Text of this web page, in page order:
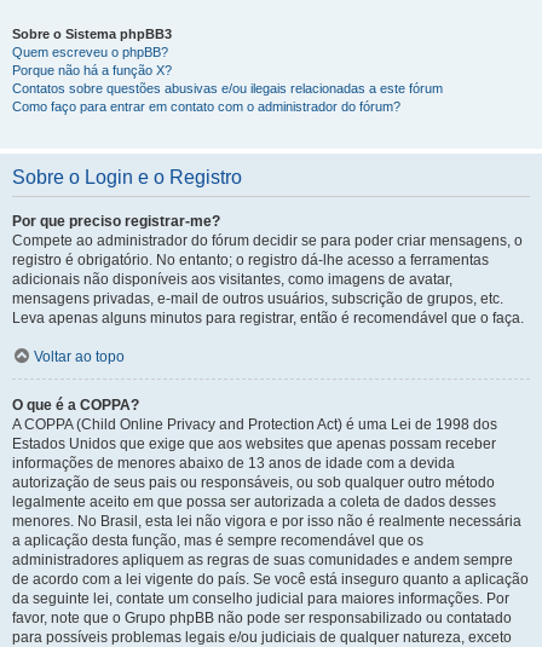
Sobre o Sistema phpBB3
Quem escreveu o phpBB?
Porque não há a função X?
Contatos sobre questões abusivas e/ou ilegais relacionadas a este fórum
Como faço para entrar em contato com o administrador do fórum?
Sobre o Login e o Registro
Por que preciso registrar-me?
Compete ao administrador do fórum decidir se para poder criar mensagens, o
registro é obrigatório. No entanto; o registro dá-lhe acesso a ferramentas
adicionais não disponíveis aos visitantes, como imagens de avatar,
mensagens privadas, e-mail de outros usuários, subscrição de grupos, etc.
Leva apenas alguns minutos para registrar, então é recomendável que o faça.
Voltar ao topo
O que é a COPPA?
A COPPA (Child Online Privacy and Protection Act) é uma Lei de 1998 dos
Estados Unidos que exige que aos websites que apenas possam receber
informações de menores abaixo de 13 anos de idade com a devida
autorização de seus pais ou responsáveis, ou sob qualquer outro método
legalmente aceito em que possa ser autorizada a coleta de dados desses
menores. No Brasil, esta lei não vigora e por isso não é realmente necessária
a aplicação desta função, mas é sempre recomendável que os
administradores apliquem as regras de suas comunidades e andem sempre
de acordo com a lei vigente do país. Se você está inseguro quanto a aplicação
da seguinte lei, contate um conselho judicial para maiores informações. Por
favor, note que o Grupo phpBB não pode ser responsabilizado ou contatado
para possíveis problemas legais e/ou judiciais de qualquer natureza, exceto